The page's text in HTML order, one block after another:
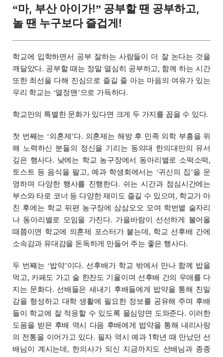
“마, 부산 아이가!” 공부할 땐 공부하고,
놀 땐 누구보다 즐겁게!
학교에 입학하면서 공부 잘하는 사람들이 더 잘 논다는 것을
깨달았다. 공부할 때는 정말 열심히 공부하고, 함께 하는 시간
또한 최선을 다해 진심으로 즐길 줄 아는 마음의 여유가 있는
우리 학교는 ‘열정맨’으로 가득하다.
학교만의 특별한 문화가 있다면 크게 두 가지를 꼽을 수 있다.
첫 번째는 ‘의혼제’다. 의혼제는 해방 후 민족 의학 부흥을 위
해 노력하신 분들의 정신을 기리는 동의대 한의대만의 유서
깊은 행사다. 낮에는 학교 농구장에서 동아리별로 소떡소떡,
토스트 등 음식을 팔고, 예과 학생회에서는 ‘귀신의 집’을 운
영하며 다양한 행사를 진행한다. 쉬는 시간과 점심시간에는
부스와 타로 코너 등 다양한 재미도 즐길 수 있으며, 학교가 마
친 후에는 학교 뒤편 농구장에 삼삼오오 모여 학번별 술자리
나 동아리별로 모임을 가진다. 가을바람이 선선하게 불어올
때쯤이면 학교에 의혼제 포스터가 붙는데, 학교 선후배 간에
소속감과 유대감을 돈독하게 만들어 주는 좋은 행사다.
두 번째는 ‘밥약’이다. 선후배가 학교 밖에서 만나 함께 밥을
먹고, 카페도 가고 술 한잔도 기울이며 선후배 간의 우애를 다
지는 문화다. 선배들은 새내기 후배들에게 밥약을 통해 친밀
감을 형성하고 대학 생활에 필요한 정보를 공유해 주며 후배
들이 학교에 잘 적응할 수 있도록 물심양면 도와준다. 이러한
도움을 받은 후배 역시 다음 후배에게 밥약을 통해 내리사랑
의 전통을 이어가고 있다. 필자 역시 예과 1학년 때 만났던 선
배님이 계시는데, 한의사가 되신 지금까지도 선배님과 종종